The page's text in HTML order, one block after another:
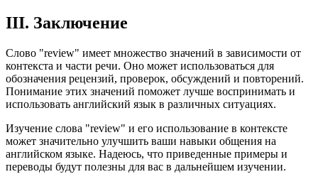
III. Заключение
Слово "review" имеет множество значений в зависимости от
контекста и части речи. Оно может использоваться для
обозначения рецензий, проверок, обсуждений и повторений.
Понимание этих значений поможет лучше воспринимать и
использовать английский язык в различных ситуациях.
Изучение слова "review" и его использование в контексте
может значительно улучшить ваши навыки общения на
английском языке. Надеюсь, что приведенные примеры и
переводы будут полезны для вас в дальнейшем изучении.